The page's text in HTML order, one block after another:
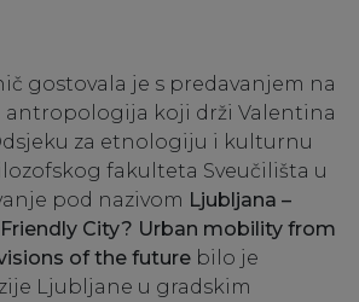
gostovala je s predavanjem na
antropologija koji drži Valentina
za etnologiju i kulturnu
fakulteta Sveučilišta u
pod nazivom Ljubljana –
City? Urban mobility from
of the future bilo je
Ljubljane u gradskim